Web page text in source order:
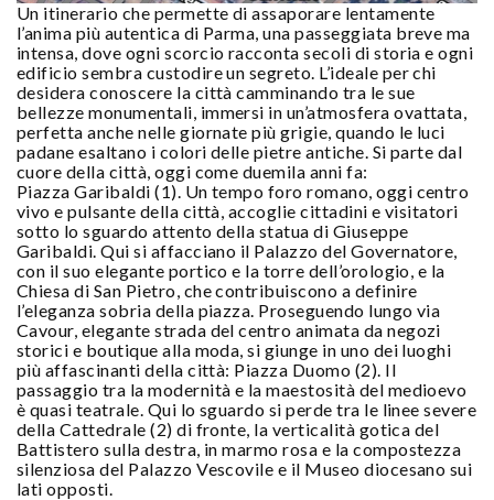
Un itinerario che permette di assaporare lentamente
l’anima più autentica di Parma, una passeggiata breve ma
intensa, dove ogni scorcio racconta secoli di storia e ogni
edificio sembra custodire un segreto. L’ideale per chi
desidera conoscere la città camminando tra le sue
bellezze monumentali, immersi in un’atmosfera ovattata,
perfetta anche nelle giornate più grigie, quando le luci
padane esaltano i colori delle pietre antiche. Si parte dal
cuore della città, oggi come duemila anni fa:
Piazza Garibaldi (1). Un tempo foro romano, oggi centro
vivo e pulsante della città, accoglie cittadini e visitatori
sotto lo sguardo attento della statua di Giuseppe
Garibaldi. Qui si affacciano il Palazzo del Governatore,
con il suo elegante portico e la torre dell’orologio, e la
Chiesa di San Pietro, che contribuiscono a definire
l’eleganza sobria della piazza. Proseguendo lungo via
Cavour, elegante strada del centro animata da negozi
storici e boutique alla moda, si giunge in uno dei luoghi
più affascinanti della città: Piazza Duomo (2). Il
passaggio tra la modernità e la maestosità del medioevo
è quasi teatrale. Qui lo sguardo si perde tra le linee severe
della Cattedrale (2) di fronte, la verticalità gotica del
Battistero sulla destra, in marmo rosa e la compostezza
silenziosa del Palazzo Vescovile e il Museo diocesano sui
lati opposti.